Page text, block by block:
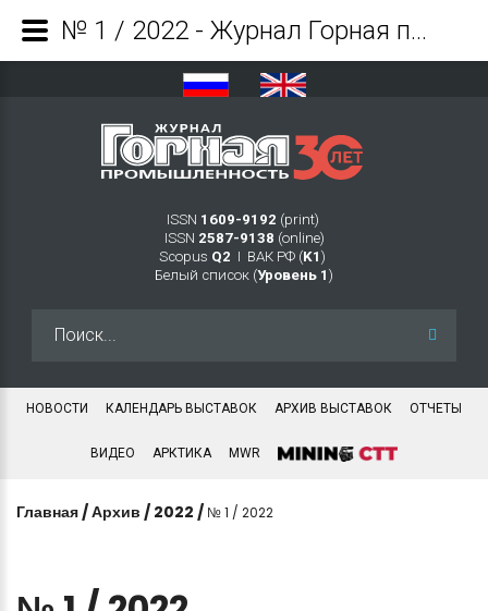
ISSN 1609-9192 (print)
ISSN 2587-9138 (online)
Scopus Q2 Ι ВАК РФ (K1 )
Белый список (Уровень 1 )
НОВОСТИ КАЛЕНДАРЬ ВЫСТАВОК АРХИВ ВЫСТАВОК ОТЧЕТЫ
ВИДЕО АРКТИКА MWR
Главная /Архив / 2022 / № 1 / 2022
№ 1 / 2022 - Журнал Горная промышленность